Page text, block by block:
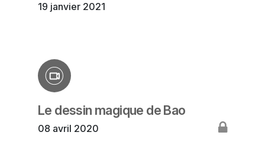
19 janvier 2021
Le dessin magique de Bao
08 avril 2020